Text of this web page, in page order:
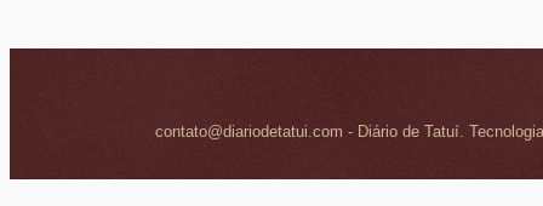
contato@diariodetatui.com - Diário de Tatuí.